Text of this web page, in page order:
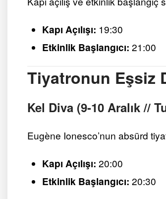
Kapı Açılışı: 19:30
Etkinlik Başlangıcı: 21:00
Tiyatronun Eşsiz
Kel Diva (9-10 Aralık //
Eugène Ionesco’nun absürd
Kapı Açılışı: 20:00
Etkinlik Başlangıcı: 20:30